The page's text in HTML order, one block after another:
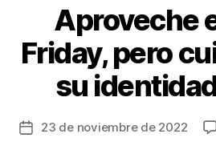
Aproveche
Friday, pero
su
Fecha23 de noviembre de 2022